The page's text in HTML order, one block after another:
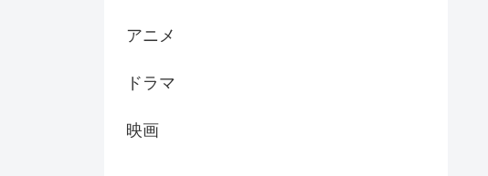
アニメ
ドラマ
映画